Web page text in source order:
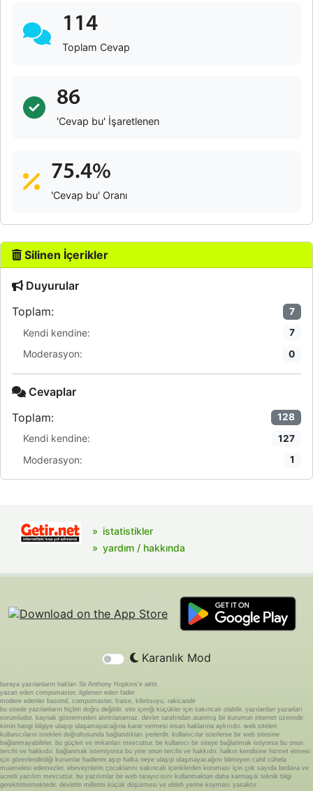
114
Toplam Cevap
86
'Cevap bu' İşaretlenen
75.4%
'Cevap bu' Oranı
Silinen İçerikler
Duyurular
Toplam:
7
Kendi kendine: 7
Moderasyon: 0
Cevaplar
Toplam:
128
Kendi kendine: 127
Moderasyon: 1
istatistikler
yardım / hakkında
Karanlık Mod
buraya yazılanların hakları Sir Anthony Hopkins'e aittir.
yazan eden compumaster, ilgilenen eden fader
modere edenler basond, compumaster, fraise, kibritsuyu, rakicandir
bu sitede yazılanların hiçbiri doğru değildir. site içeriği küçükler için sakıncalı olabilir. yazılardan yazarları
sorumludur. kaynak göstermeden alıntılanamaz. devlet tarafından atanmış bir kurumun internet üzerinde
kimin hangi bilgiye ulaşıp ulaşamayacağına karar vermesi insan haklarına aykırıdır. web siteleri
kullanıcıların istekleri doğrultusunda bağlandıkları yerlerdir. kullanıcılar isterlerse bir web sitesine
bağlanmayabilirler. bu güçleri ve imkanları mevcuttur. bir kullanıcı bir siteye bağlanmak istiyorsa bu onun
tercihi ve hakkıdır. bağlanmak istemiyorsa bu yine onun tercihi ve hakkıdır. halkın kendisine hizmet etmesi
için görevlendirdiği kurumlar hadlerini aşıp halka neye ulaşıp ulaşmayacağını bilmeyen cahil cühela
muamelesi edemezler. ebeveynlerin çocuklarını sakıncalı içeriklerden koruması için çok sayıda bedava ve
ücretli yazılım mevcuttur. bu yazılımlar bir web tarayıcısını kullanmaktan daha karmaşık teknik bilgi
gerektirmemektedir. devletin milletini küçük düşürmesi ve ebleh yerine koyması yasaktır.